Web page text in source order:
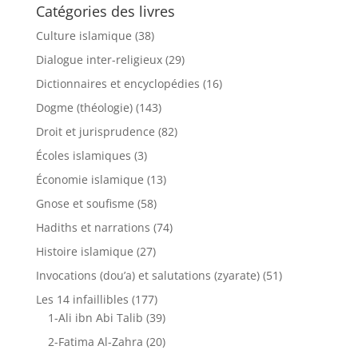
Catégories des livres
Culture islamique (38)
Dialogue inter-religieux (29)
Dictionnaires et encyclopédies (16)
Dogme (théologie) (143)
Droit et jurisprudence (82)
Écoles islamiques (3)
Économie islamique (13)
Gnose et soufisme (58)
Hadiths et narrations (74)
Histoire islamique (27)
Invocations (dou’a) et salutations (zyarate) (51)
Les 14 infaillibles (177)
1-Ali ibn Abi Talib (39)
2-Fatima Al-Zahra (20)